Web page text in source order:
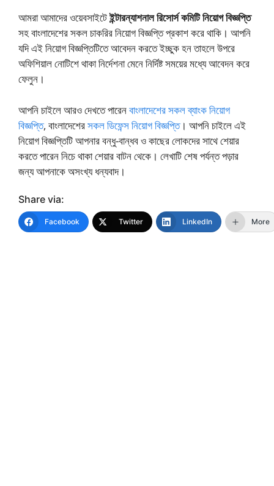
আমরা আমাদের ওয়েবসাইটেইন্টারন্যাশনাল রিসোর্স কমিটি নিয়োগ বিজ্ঞপ্তি
সহ বাংলাদেশের সকল চাকরির নিয়োগ বিজ্ঞপ্তি প্রকাশ করে থাকি। আপনি
যদি এই নিয়োগ বিজ্ঞপ্তিটিতে আবেদন করতে ইচ্ছুক হন তাহলে উপরে
অফিশিয়াল নোটিশে থাকা নির্দেশনা মেনে নির্দিষ্ট সময়ের মধ্যে আবেদন করে
ফেলুন।
আপনি চাইলে আরও দেখতে পারেনবাংলাদেশের সকল ব্যাংক নিয়োগ
বিজ্ঞপ্তি, বাংলাদেশেরসকল ডিফেন্স নিয়োগ বিজ্ঞপ্তি। আপনি চাইলে এই
নিয়োগ বিজ্ঞপ্তিটি আপনার বন্ধু-বান্ধব ও কাছের লোকদের সাথে শেয়ার
করতে পারেন নিচে থাকা শেয়ার বাটন থেকে। লেখাটি শেষ পর্যন্ত পড়ার
জন্য আপনাকে অসংখ্য ধন্যবাদ।
Share via:
Facebook Twitter LinkedIn More